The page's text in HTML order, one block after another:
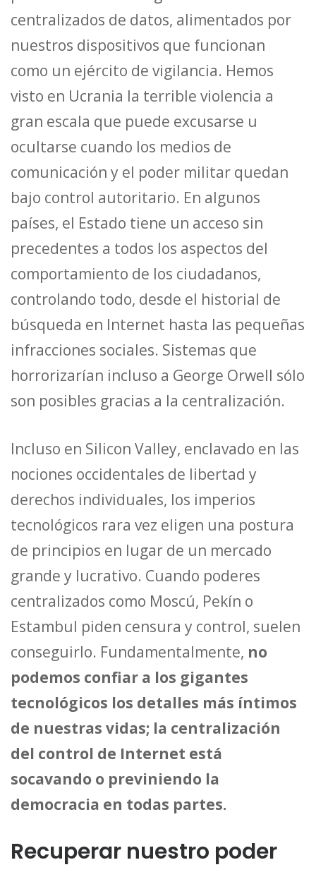
centralizados de datos, alimentados por
nuestros dispositivos que funcionan
como un ejército de vigilancia. Hemos
visto en Ucrania la terrible violencia a
gran escala que puede excusarse u
ocultarse cuando los medios de
comunicación y el poder militar quedan
bajo control autoritario. En algunos
países, el Estado tiene un acceso sin
precedentes a todos los aspectos del
comportamiento de los ciudadanos,
controlando todo, desde el historial de
búsqueda en Internet hasta las pequeñas
infracciones sociales. Sistemas que
horrorizarían incluso a George Orwell sólo
son posibles gracias a la centralización.
Incluso en Silicon Valley, enclavado en las
nociones occidentales de libertad y
derechos individuales, los imperios
tecnológicos rara vez eligen una postura
de principios en lugar de un mercado
grande y lucrativo. Cuando poderes
centralizados como Moscú, Pekín o
Estambul piden censura y control, suelen
conseguirlo. Fundamentalmente, no
podemos confiar a los gigantes
tecnológicos los detalles más íntimos
de nuestras vidas; la centralización
del control de Internet está
socavando o previniendo la
democracia en todas partes.
Recuperar nuestro poder